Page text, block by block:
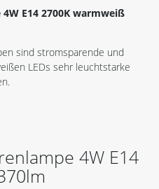
E14 2700K warmweiß
sind stromsparende und
LEDs sehr leuchtstarke
4W E14